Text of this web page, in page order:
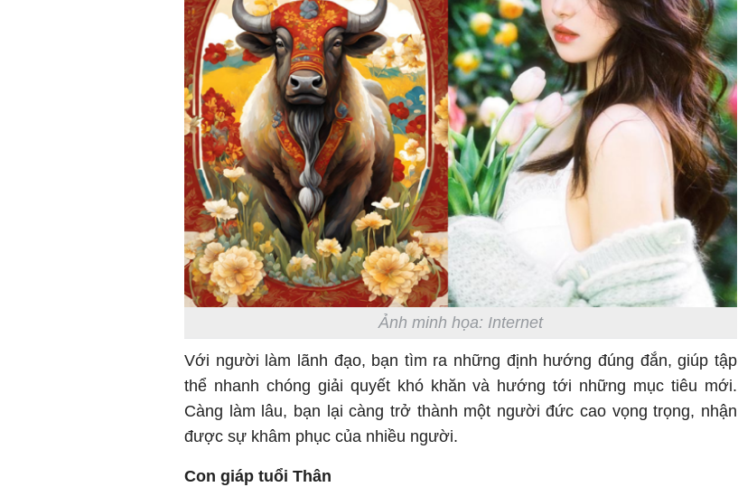
Ảnh minh họa: Internet
Với người làm lãnh đạo, bạn tìm ra những định hướng đúng đắn, giúp tập
thể nhanh chóng giải quyết khó khăn và hướng tới những mục tiêu mới.
Càng làm lâu, bạn lại càng trở thành một người đức cao vọng trọng, nhận
được sự khâm phục của nhiều người.
Con giáp tuổi Thân